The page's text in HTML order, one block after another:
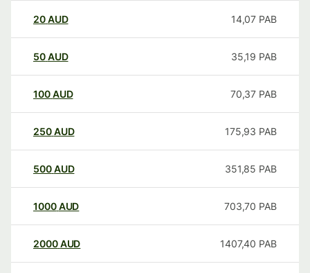
20AUD 14,07 PAB
50AUD 35,19 PAB
100AUD 70,37 PAB
250AUD 175,93 PAB
500AUD 351,85 PAB
1000AUD 703,70 PAB
2000AUD 1407,40 PAB